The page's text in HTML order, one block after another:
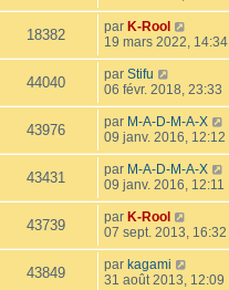
18382 par K-Rool
19 mars 2022, 14:34
44040 par Stifu
06 févr. 2018, 23:33
43976 par M-A-D-M-A-X
09 janv. 2016, 12:12
43431 par M-A-D-M-A-X
09 janv. 2016, 12:11
43739 par K-Rool
07 sept. 2013, 16:32
43849 par kagami
31 août 2013, 12:09